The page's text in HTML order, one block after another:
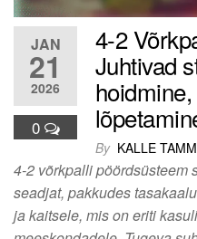
JAN
21
2026
0
4-2
Juhtivad
By KALLE TAMM
4-2 võrkpalli pöördsüsteem
seadjat, pakkudes
ja kaitsele, mis on eriti